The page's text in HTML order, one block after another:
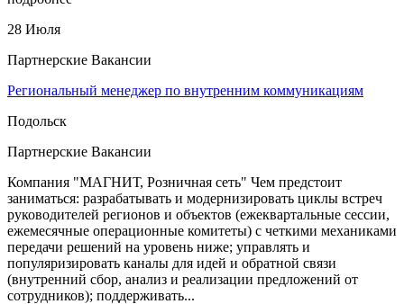
28 Июля
Партнерские Вакансии
Региональный менеджер по внутренним коммуникациям
Подольск
Партнерские Вакансии
Компания "МАГНИТ, Розничная сеть" Чем предстоит
заниматься: разрабатывать и модернизировать циклы встреч
руководителей регионов и объектов (ежеквартальные сессии,
ежемесячные операционные комитеты) с четкими механиками
передачи решений на уровень ниже; управлять и
популяризировать каналы для идей и обратной связи
(внутренний сбор, анализ и реализации предложений от
сотрудников); поддерживать...